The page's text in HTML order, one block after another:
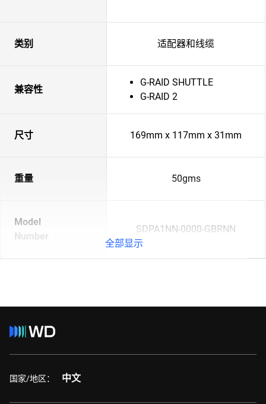
类别 适配器和线缆
兼容性
G-RAID SHUTTLE
G-RAID 2
尺寸 169mm x 117mm x 31mm
重量 50gms
Model
Number
SDPA1NN-0000-GBRNN
全部显示
国家/地区： 中文